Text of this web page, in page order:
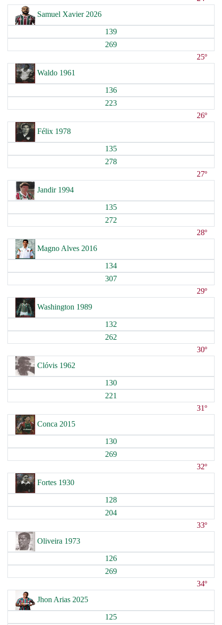
Samuel Xavier 2026
139
269
25º
Waldo 1961
136
223
26º
Félix 1978
135
278
27º
Jandir 1994
135
272
28º
Magno Alves 2016
134
307
29º
Washington 1989
132
262
30º
Clóvis 1962
130
221
31º
Conca 2015
130
269
32º
Fortes 1930
128
204
33º
Oliveira 1973
126
269
34º
Jhon Arias 2025
125